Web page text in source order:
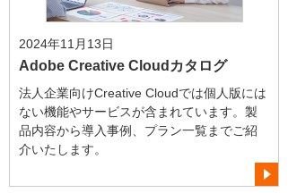
2024年11月13日
Adobe Creative Cloudカタログ
法人企業向けCreative Cloudでは個人版には
ない機能やサービスが含まれています。製
品内容から導入事例、プラン一覧までご紹
介いたします。